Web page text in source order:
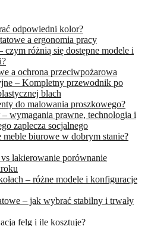
odpowiedni kolor?
a ergonomia pracy
czym różnią się dostępne modele i
a ochrona przeciwpożarowa
– Kompletny przewodnik po
blach
do malowania proszkowego?
wymagania prawne, technologia i
zaplecza socjalnego
meble biurowe w dobrym stanie?
lakierowanie porównanie
– różne modele i konfiguracje
– jak wybrać stabilny i trwały
felg i ile kosztuje?